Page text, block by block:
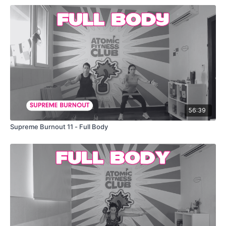
______________________________ 1 Ronda de Superset #1
_______________________________
Superset #3 - 3 Rondas
-45 segs Squat Curl (Step) + Side Leg Lift (20 segs cada
lado)/ 15 segs descanso
-45 segs Skull Crushers Heel Bridge / 15 segs descanso
______________________________ 1 Ronda de Superset #1
_______________________________
Superset #4 - 3 Rondas
56:39
Supreme Burnout 11 - Full Body